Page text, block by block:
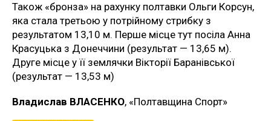
Також «бронза» на рахунку полтавки Ольги Корсун,
яка стала третьою у потрійному стрибку з
результатом 13,10 м. Перше місце тут посіла Анна
Красуцька з Донеччини (результат — 13,65 м).
Друге місце у її землячки Вікторії Баранівської
(результат — 13,53 м)
Владислав ВЛАСЕНКО, «Полтавщина Спорт»